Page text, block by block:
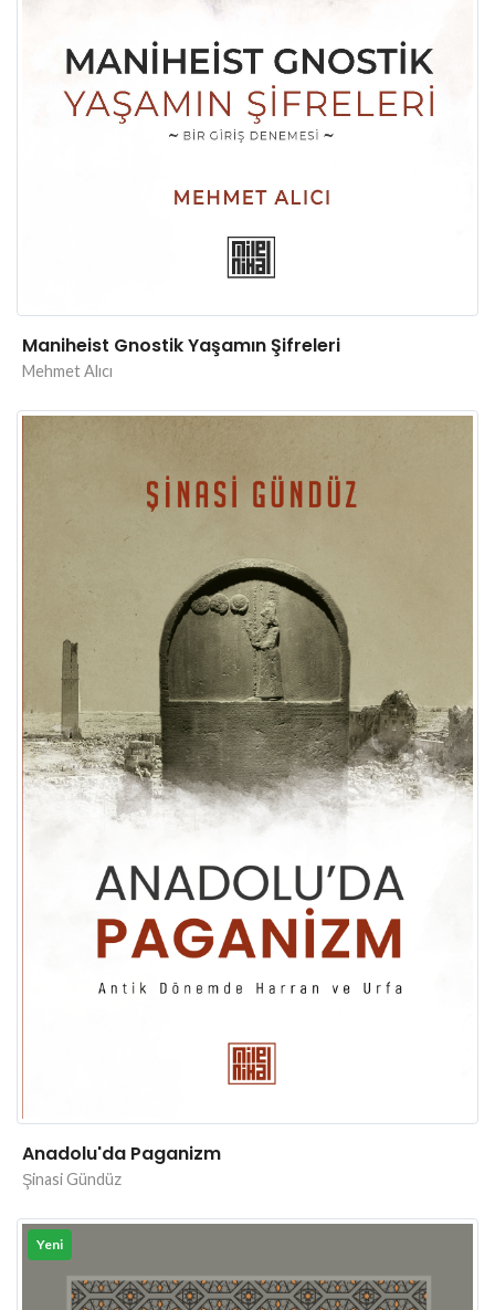
Maniheist Gnostik Yaşamın Şifreleri
Mehmet Alıcı
Anadolu'da Paganizm
Şinasi Gündüz
Yeni